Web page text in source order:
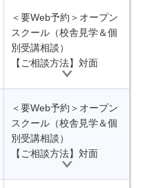
＜要Web予約＞オープン
スクール（校舎見学＆個
別受講相談）
【ご相談方法】対面
＜要Web予約＞オープン
スクール（校舎見学＆個
別受講相談）
【ご相談方法】対面